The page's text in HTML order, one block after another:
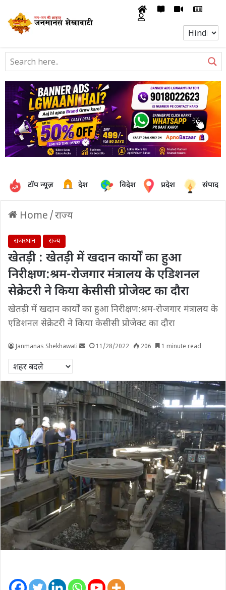
टॉप न्यूज़ देश विदेश प्रदेश
Home /राज्य
राजस्थान राज्य
खेतड़ी : खेतड़ी में खदान कार्यों का हुआ
निरीक्षण:श्रम-रोजगार मंत्रालय के एडिशनल
सेक्रेटरी ने किया केसीसी प्रोजेक्ट का दौरा
खेतड़ी में खदान कार्यों का हुआ निरीक्षण:श्रम-रोजगार मंत्रालय के
एडिशनल सेक्रेटरी ने किया केसीसी प्रोजेक्ट का दौरा
Janmanas Shekhawati 11/28/2022 206 1 minute read